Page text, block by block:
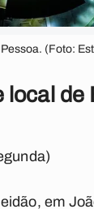
(Foto:
local de
em